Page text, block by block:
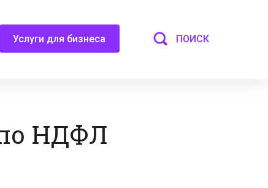
Услуги для бизнеса ПОИСК
НДФЛ